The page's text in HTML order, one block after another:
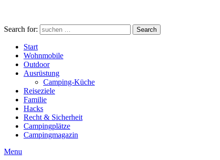
Search for: Search
Start
Wohnmobile
Outdoor
Ausrüstung
Camping-Küche
Reiseziele
Familie
Hacks
Recht & Sicherheit
Campingplätze
Campingmagazin
Menu